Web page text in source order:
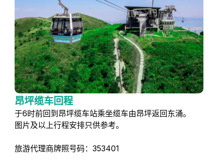
昂坪缆车回程
于6时前回到昂坪缆车站乘坐缆车由昂坪返回东涌。
图片及以上行程安排只供参考。
旅游代理商牌照号码：353401